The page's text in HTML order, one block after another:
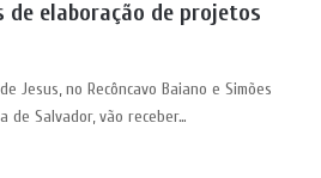
elaboração de projetos
Jesus, no Recôncavo Baiano e Simões
de Salvador, vão receber…